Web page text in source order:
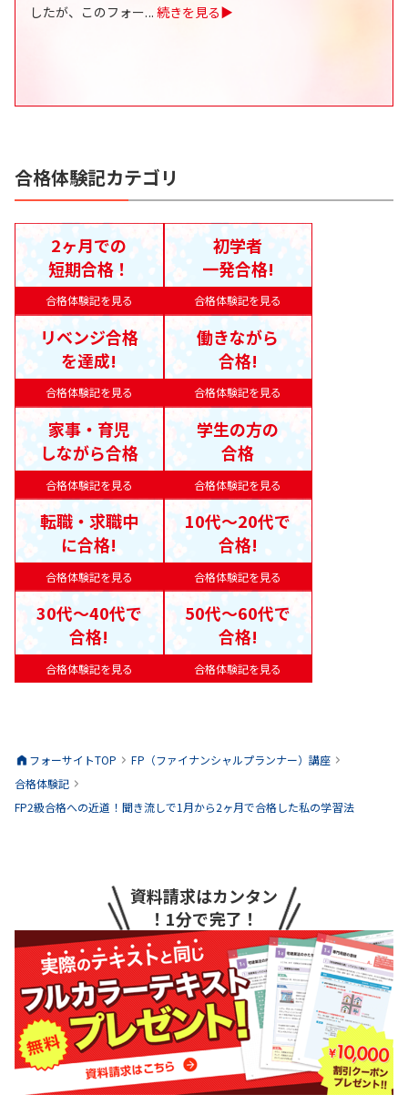
したが、このフォー... 続きを見る▶
合格体験記カテゴリ
合格体験記を見る
2ヶ月での
短期合格！
合格体験記を見る
初学者
一発合格!
合格体験記を見る
リベンジ合格
を達成!
合格体験記を見る
働きながら
合格!
合格体験記を見る
家事・育児
しながら合格
合格体験記を見る
学生の方の
合格
合格体験記を見る
転職・求職中
に合格!
合格体験記を見る
10代〜20代で
合格!
合格体験記を見る
30代〜40代で
合格!
合格体験記を見る
50代〜60代で
合格!
フォーサイトTOP FP（ファイナンシャルプランナー）講座
合格体験記
FP2級合格への近道！聞き流しで1月から2ヶ月で合格した私の学習法
資料請求はカンタン
！1分で完了！